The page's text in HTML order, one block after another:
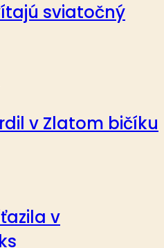
sviatočný
v Zlatom bičíku
v